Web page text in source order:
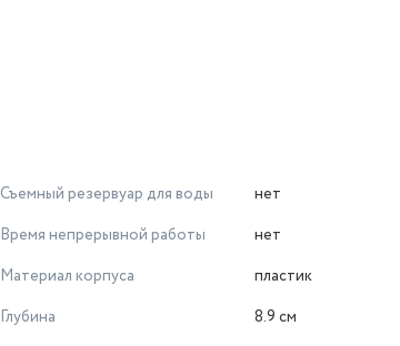
Съемный резервуар для воды
нет
Время непрерывной работы
нет
Материал корпуса
пластик
Глубина
8.9 см